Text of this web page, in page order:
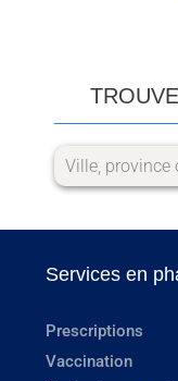
Services en
Prescriptions
Vaccination